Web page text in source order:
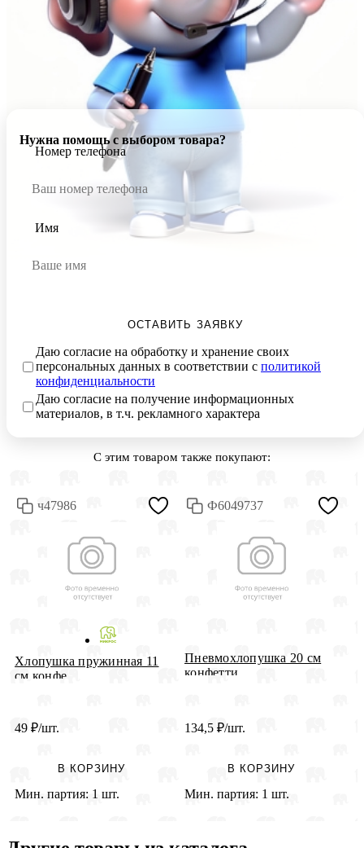
Нужна помощь с выбором товара?
Номер телефона
Имя
ОСТАВИТЬ ЗАЯВКУ
Даю согласие на обработку и хранение своих
персональных данных в соответствии с политикой
конфиденциальности
Даю согласие на получение информационных
материалов, в т.ч. рекламного характера
С этим товаром также покупают:
ч47986
Хлопушка пружинная 11
см конфе...
49 ₽/шт.
В КОРЗИНУ
Мин. партия: 1 шт.
Ф6049737
Пневмохлопушка 20 см
конфетти ...
134,5 ₽/шт.
В КОРЗИНУ
Мин. партия: 1 шт.